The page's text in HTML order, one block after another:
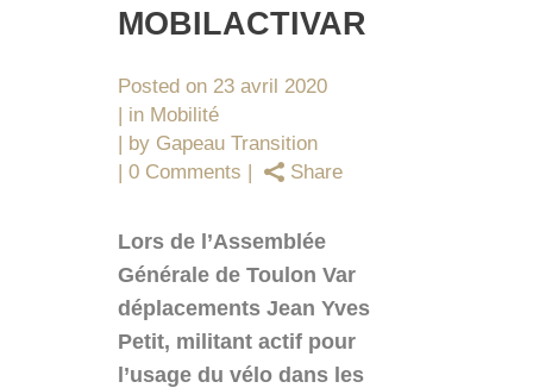
MOBILACTIVAR
Posted on 23 avril 2020
in Mobilité
by Gapeau Transition
0 Comments
Share
Lors de l’Assemblée
Générale de Toulon Var
déplacements Jean Yves
Petit, militant actif pour
l’usage du vélo dans les